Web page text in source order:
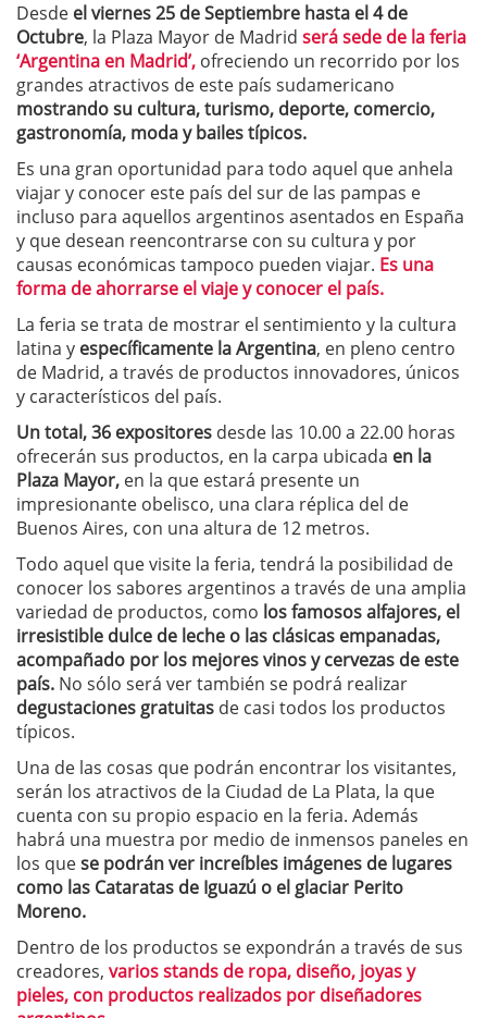
Desde el viernes 25 de Septiembre hasta el 4 de
Octubre, la Plaza Mayor de Madrid será sede de la feria
‘Argentina en Madrid’, ofreciendo un recorrido por los
grandes atractivos de este país sudamericano
mostrando su cultura, turismo, deporte, comercio,
gastronomía, moda y bailes típicos.
Es una gran oportunidad para todo aquel que anhela
viajar y conocer este país del sur de las pampas e
incluso para aquellos argentinos asentados en España
y que desean reencontrarse con su cultura y por
causas económicas tampoco pueden viajar. Es una
forma de ahorrarse el viaje y conocer el país.
La feria se trata de mostrar el sentimiento y la cultura
latina y específicamente la Argentina, en pleno centro
de Madrid, a través de productos innovadores, únicos
y característicos del país.
Un total, 36 expositores desde las 10.00 a 22.00 horas
ofrecerán sus productos, en la carpa ubicada en la
Plaza Mayor, en la que estará presente un
impresionante obelisco, una clara réplica del de
Buenos Aires, con una altura de 12 metros.
Todo aquel que visite la feria, tendrá la posibilidad de
conocer los sabores argentinos a través de una amplia
variedad de productos, como los famosos alfajores, el
irresistible dulce de leche o las clásicas empanadas,
acompañado por los mejores vinos y cervezas de este
país. No sólo será ver también se podrá realizar
degustaciones gratuitas de casi todos los productos
típicos.
Una de las cosas que podrán encontrar los visitantes,
serán los atractivos de la Ciudad de La Plata, la que
cuenta con su propio espacio en la feria. Además
habrá una muestra por medio de inmensos paneles en
los quese podrán ver increíbles imágenes de lugares
como las Cataratas de Iguazú o el glaciar Perito
Moreno.
Dentro de los productos se expondrán a través de sus
creadores, varios stands de ropa, diseño, joyas y
pieles, con productos realizados por diseñadores